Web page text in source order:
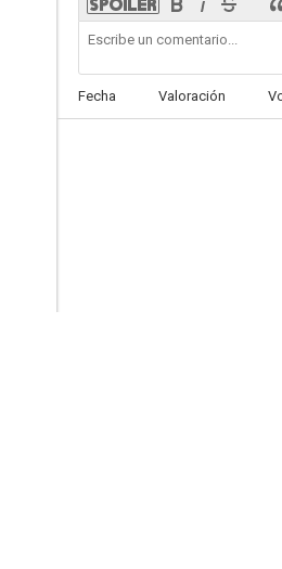
Fecha Valoración